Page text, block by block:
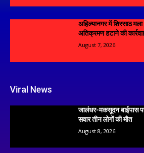
अहिल्यानगर में शिरसाठ
अतिक्रमण हटाने की
August 7, 2026
Viral News
जालंधर-मकसूदन बाईपास
सवार तीन लोगों की मौत
August 8, 2026